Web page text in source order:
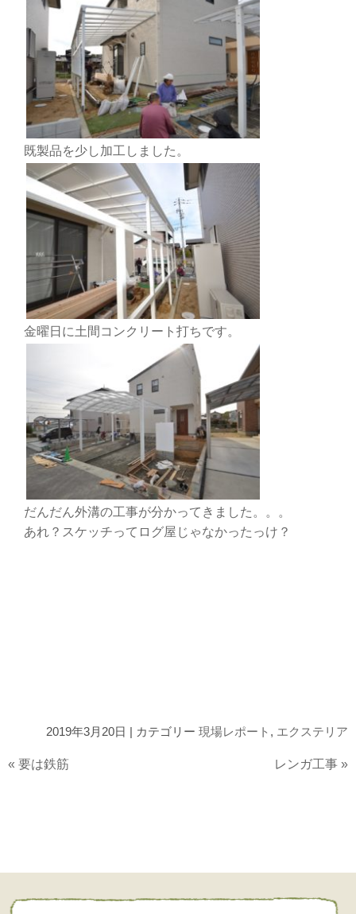
既製品を少し加工しました。
金曜日に土間コンクリート打ちです。
だんだん外溝の工事が分かってきました。。。
あれ？スケッチってログ屋じゃなかったっけ？
2019年3月20日 | カテゴリー 現場レポート , エクステリア
« 要は鉄筋 レンガ工事 »